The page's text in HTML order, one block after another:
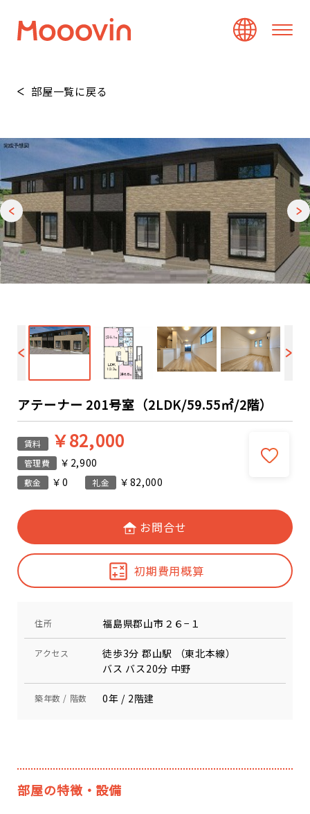
部屋一覧に戻る
アテーナー 201号室（2LDK/59.55㎡/2階）
賃料 ￥82,000
管理費 ￥2,900
敷金 ￥0 礼金 ￥82,000
お問合せ
初期費用概算
住所 福島県郡山市２６−１
アクセス
徒歩3分 郡山駅 （東北本線）
バス バス20分 中野
築年数 / 階数 0年 / 2階建
部屋の特徴・設備